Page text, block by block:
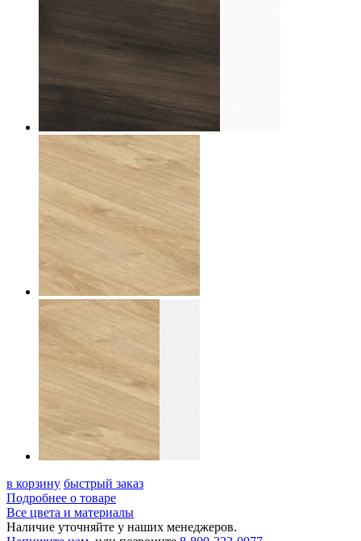
в корзину быстрый заказ
Подробнее о товаре
Все цвета и материалы
Наличие уточняйте у наших менеджеров.